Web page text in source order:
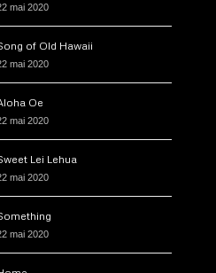
mai 2020
of Old Hawaii
mai 2020
Oe
mai 2020
Lei Lehua
mai 2020
mai 2020